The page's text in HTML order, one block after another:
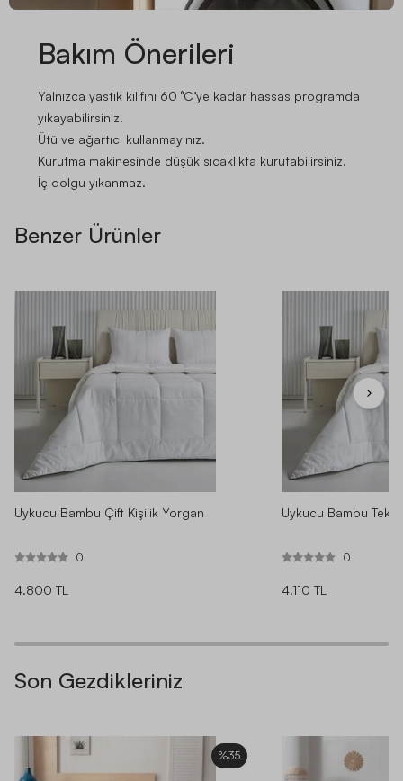
Bakım Önerileri
Yalnızca yastık kılıfını 60 °C’ye kadar hassas programda
yıkayabilirsiniz.
Ütü ve ağartıcı kullanmayınız.
Kurutma makinesinde düşük sıcaklıkta kurutabilirsiniz.
İç dolgu yıkanmaz.
Benzer Ürünler
Uykucu Bambu Çift Kişilik Yorgan
0
4.800 TL
Uykucu Bambu Tek
0
4.110 TL
Son Gezdikleriniz
%35